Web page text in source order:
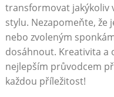
transformovat jakýkoliv⁢
stylu. Nezapomeňte, že
nebo zvoleným
dosáhnout. Kreativita a‍
nejlepším průvodcem
každou příležitost!